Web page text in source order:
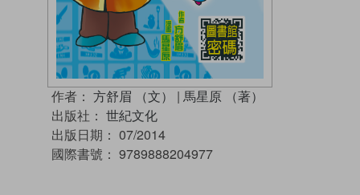
作者： 方舒眉 （文） | 馬星原 （著）
出版社： 世紀文化
出版日期： 07/2014
國際書號： 9789888204977